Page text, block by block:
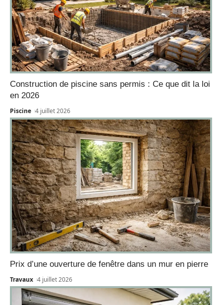
Construction de piscine sans permis : Ce que dit la loi
en 2026
Piscine 4 juillet 2026
Prix d’une ouverture de fenêtre dans un mur en pierre
Travaux 4 juillet 2026